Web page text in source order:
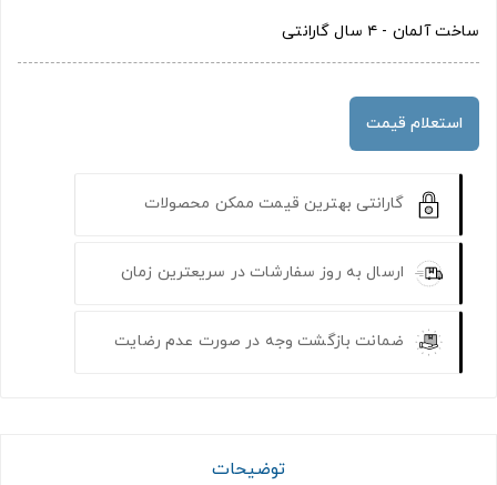
ساخت آلمان - ۴ سال گارانتی
استعلام قیمت
گارانتی بهترین قیمت ممکن محصولات
ارسال به روز سفارشات در سریعترین زمان
ضمانت بازگشت وجه در صورت عدم رضایت
توضیحات